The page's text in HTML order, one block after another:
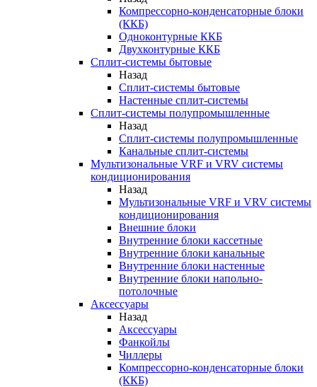
Компрессорно-конденсаторные блоки
(ККБ)
Одноконтурные ККБ
Двухконтурные ККБ
Сплит-системы бытовые
Назад
Сплит-системы бытовые
Настенные сплит-системы
Сплит-системы полупромышленные
Назад
Сплит-системы полупромышленные
Канальные сплит-системы
Мультизональные VRF и VRV системы
кондиционирования
Назад
Мультизональные VRF и VRV системы
кондиционирования
Внешние блоки
Внутренние блоки кассетные
Внутренние блоки канальные
Внутренние блоки настенные
Внутренние блоки напольно-
потолочные
Аксессуары
Назад
Аксессуары
Фанкойлы
Чиллеры
Компрессорно-конденсаторные блоки
(ККБ)